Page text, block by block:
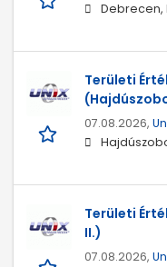
Debrecen,
Területi
07.08.2026,
Területi
II.)
07.08.2026,